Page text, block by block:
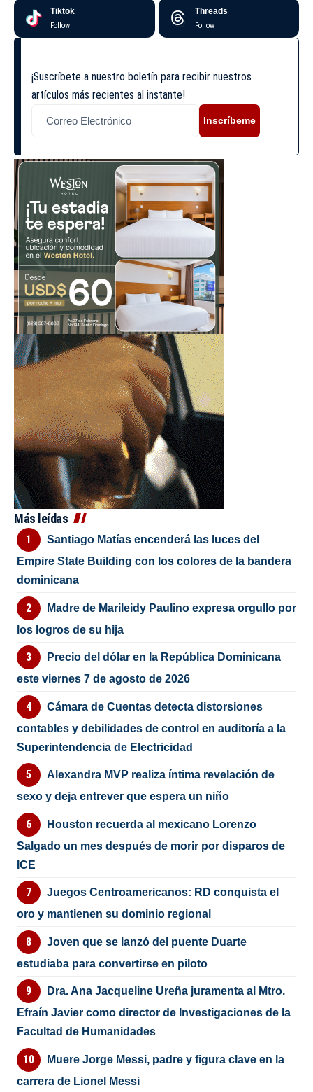
Tiktok
Follow
Threads
Follow
¡Suscríbete a nuestro boletín para recibir nuestros
artículos más recientes al instante!
Inscríbeme
Más leídas
Santiago Matías encenderá las luces del
Empire State Building con los colores de la bandera
dominicana
Madre de Marileidy Paulino expresa orgullo por
los logros de su hija
Precio del dólar en la República Dominicana
este viernes 7 de agosto de 2026
Cámara de Cuentas detecta distorsiones
contables y debilidades de control en auditoría a la
Superintendencia de Electricidad
Alexandra MVP realiza íntima revelación de
sexo y deja entrever que espera un niño
Houston recuerda al mexicano Lorenzo
Salgado un mes después de morir por disparos de
ICE
Juegos Centroamericanos: RD conquista el
oro y mantienen su dominio regional
Joven que se lanzó del puente Duarte
estudiaba para convertirse en piloto
Dra. Ana Jacqueline Ureña juramenta al Mtro.
Efraín Javier como director de Investigaciones de la
Facultad de Humanidades
Muere Jorge Messi, padre y figura clave en la
carrera de Lionel Messi